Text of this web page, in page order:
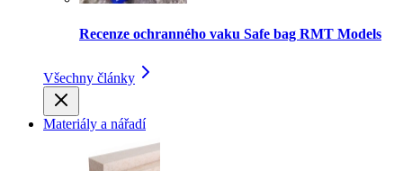
Recenze ochranného vaku Safe bag RMT Models
Všechny články
Materiály a nářadí